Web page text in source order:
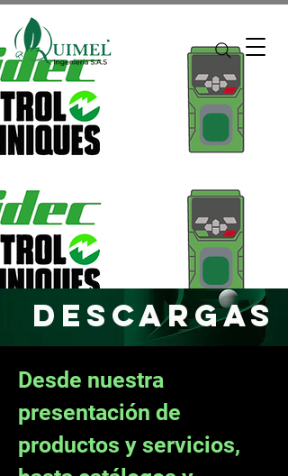
Descargas
Desde nuestra
presentación de
productos y servicios,